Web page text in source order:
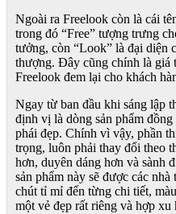
Ngoài ra Freelook còn là cái
trong đó “Free” tượng trưng
tưởng, còn “Look” là đại diện
thượng. Đây cũng chính là giá
Freelook đem lại cho khách
Ngay từ ban đầu khi sáng lập
định vị là dòng sản phẩm
phái đẹp. Chính vì vậy, phần
trọng, luôn phải thay đổi theo
hơn, duyên dáng hơn và sành
sản phẩm này sẽ được các
chút tỉ mỉ đến từng chi tiết,
một vẻ đẹp rất riêng và hợp xu